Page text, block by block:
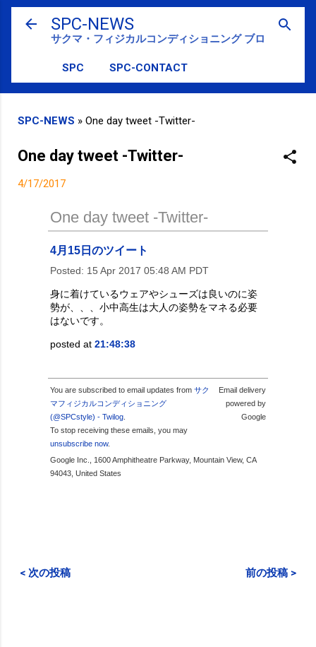
スキップしてメイン コンテンツに移動
SPC-NEWS
サクマ・フィジカルコンディショニング ブログ
SPC SPC-CONTACT
SPC-NEWS » One day tweet -Twitter-
One day tweet -Twitter-
4/17/2017
One day tweet -Twitter-
4月15日のツイート
Posted: 15 Apr 2017 05:48 AM PDT
身に着けているウェアやシューズは良いのに姿
勢が、、、小中高生は大人の姿勢をマネる必要
はないです。
posted at 21:48:38
You are subscribed to email updates from サク
マフィジカルコンディショニング
(@SPCstyle) - Twilog
To stop receiving these emails, you may
unsubscribe now.
Email delivery
powered by
Google
Google Inc., 1600 Amphitheatre Parkway, Mountain View, CA
94043, United States
< 次の投稿 前の投稿 >